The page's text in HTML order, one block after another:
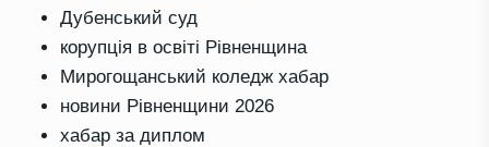
Дубенський суд
корупція в освіті Рівненщина
Мирогощанський коледж хабар
новини Рівненщини 2026
хабар за диплом